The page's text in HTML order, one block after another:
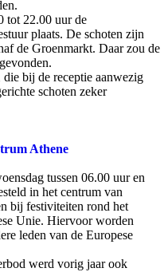
tot 22.00 uur de
plaats. De schoten zijn
de Groenmarkt. Daar zou de
bij de receptie aanwezig
schoten zeker
Athene
tussen 06.00 uur en
in het centrum van
bij festiviteiten rond het
Unie. Hiervoor worden
leden van de Europese
werd vorig jaar ook